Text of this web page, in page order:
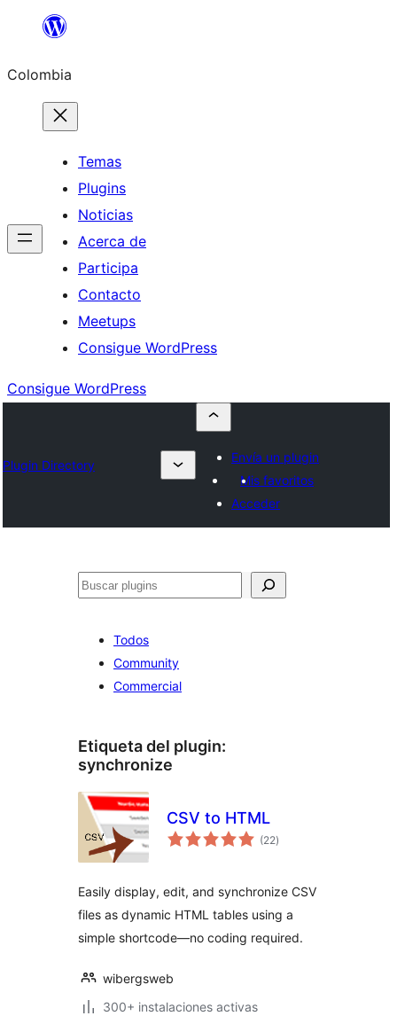
Saltar
contenido
Colombia
Temas
Plugins
Noticias
Acerca de
Participa
Contacto
Meetups
Consigue WordPress
Consigue WordPress
Plugin Directory
Envía un plugin
Mis favoritos
Acceder
Buscar
Todos
Community
Commercial
Etiqueta del plugin:
synchronize
CSV to HTML
(22total
de
)
Easily display, edit, and synchronize CSV
files as dynamic HTML tables using a
simple shortcode—no coding required.
wibergsweb
300+ instalaciones activas